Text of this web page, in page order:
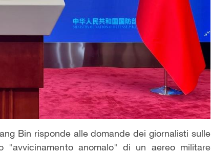
Bin risponde alle domande dei giornalisti sulle
"avvicinamento anomalo" di un aereo militare